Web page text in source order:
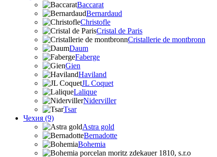
Baccarat
Bernardaud
Christofle
Cristal de Paris
Cristallerie de montbronn
Daum
Faberge
Gien
Haviland
JL Coquet
Lalique
Niderviller
Tsar
Чехия (9)
Astra gold
Bernadotte
Bohemia